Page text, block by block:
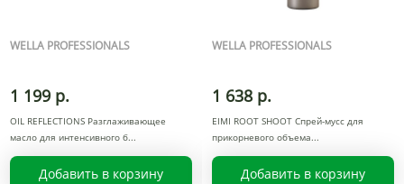
WELLA PROFESSIONALS
1 199 р.
OIL REFLECTIONS Разглаживающее
масло для интенсивного б
Добавить в корзину
WELLA PROFESSIONALS
1 638 р.
EIMI ROOT SHOOT Спрей-мусс для
прикорневого объема
Добавить в корзину